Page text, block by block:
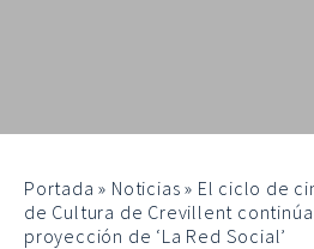
Portada » Noticias » El ciclo de
de Cultura de Crevillent
proyección de ‘La Red Social’